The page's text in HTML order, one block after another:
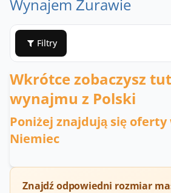
Wynajem Żurawie
Filtry
Wkrótce zobaczysz
wynajmu z Polski
Poniżej znajdują się
Niemiec
Znajdź odpowiedni rozmiar